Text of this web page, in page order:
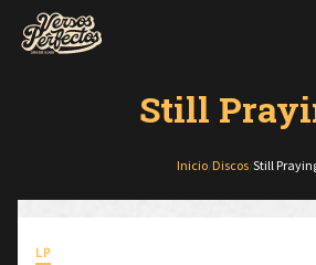
Still
Inicio/ Discos/ Still
LP